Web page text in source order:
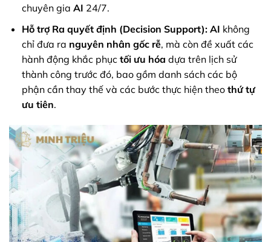
chuyên gia AI 24/7.
Hỗ trợ Ra quyết định (Decision Support): AI không
chỉ đưa ra nguyên nhân gốc rễ, mà còn đề xuất các
hành động khắc phục tối ưu hóa dựa trên lịch sử
thành công trước đó, bao gồm danh sách các bộ
phận cần thay thế và các bước thực hiện theo thứ tự
ưu tiên.